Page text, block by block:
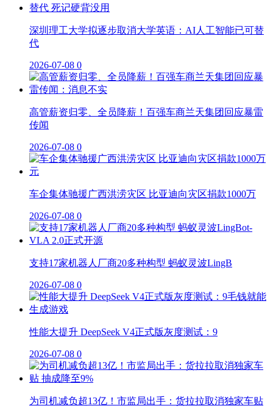
深圳理工大学拟逐步取消大学英语：AI人工智能已可替
代
2026-07-08 0
高管薪资归零、全员降薪！百强车商兰天集团回应暴雷
传闻
2026-07-08 0
车企集体驰援广西洪涝灾区 比亚迪向灾区捐款1000万
2026-07-08 0
支持17家机器人厂商20多种构型 蚂蚁灵波LingB
2026-07-08 0
性能大提升 DeepSeek V4正式版灰度测试：9
2026-07-08 0
为司机减负超13亿！市监局出手：货拉拉取消独家车贴